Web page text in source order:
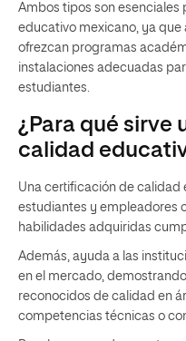
Ambos tipos son esenciales
educativo mexicano, ya que
ofrezcan programas
instalaciones adecuadas
estudiantes.
¿Para qué sirve
calidad
Una certificación de calidad
estudiantes y empleadores
habilidades adquiridas
Además, ayuda a las
en el mercado,
reconocidos de calidad en
competencias técnicas o